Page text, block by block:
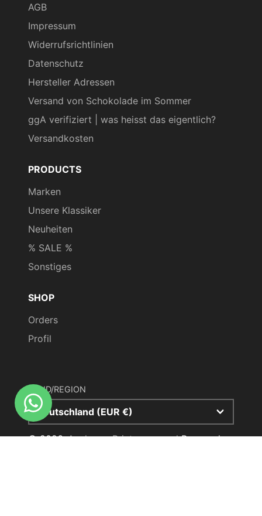
AGB
Impressum
Widerrufsrichtlinien
Datenschutz
Hersteller Adressen
Versand von Schokolade im Sommer
ggA verifiziert | was heisst das eigentlich?
Versandkosten
PRODUCTS
Marken
Unsere Klassiker
Neuheiten
% SALE %
Sonstiges
SHOP
Orders
Profil
LAND/REGION
Deutschland (EUR €)
© 2026,Aachener PrintenversandPowered